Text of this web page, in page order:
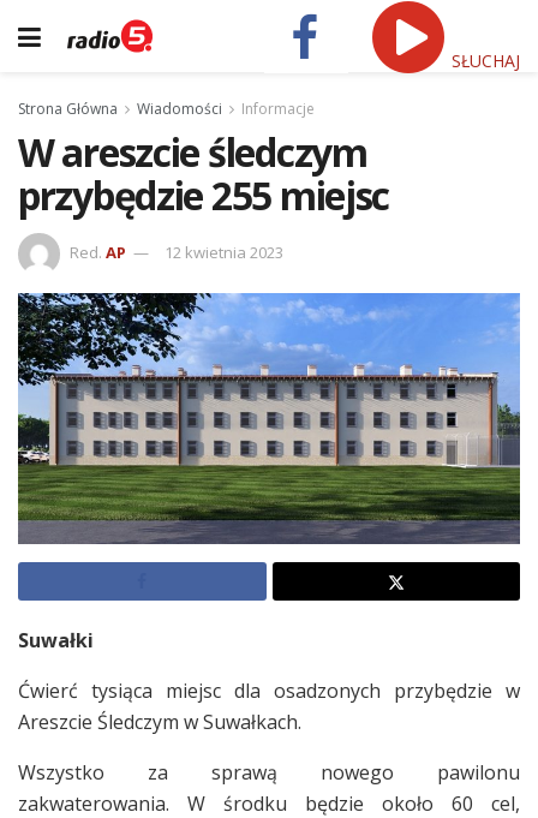
SŁUCHAJ
Strona Główna Wiadomości Informacje
W areszcie śledczym
przybędzie 255 miejsc
Red. AP 12 kwietnia 2023
Suwałki
Ćwierć tysiąca miejsc dla osadzonych przybędzie w
Areszcie Śledczym w Suwałkach.
Wszystko za sprawą nowego pawilonu
zakwaterowania. W środku będzie około 60 cel,